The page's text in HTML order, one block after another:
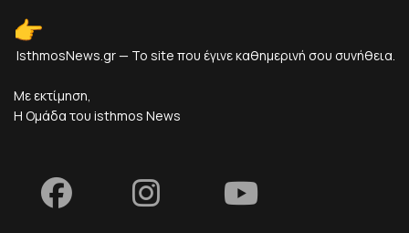
IsthmosNews.gr — Το site που έγινε καθημερινή σου συνήθεια.
Με εκτίμηση,
Η Ομάδα του isthmos News